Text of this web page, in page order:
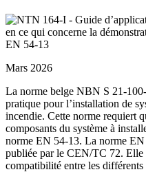
Mars 2026
La norme belge NBN S 21-
pratique pour l’installation de
incendie. Cette norme requiert
composants du système à
norme EN 54-13. La norme EN
publiée par le CEN/TC 72. Elle
compatibilité entre les différents